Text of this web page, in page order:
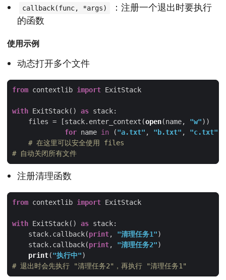
callback(func, *args)
：注册一个退出时要执行
的函数
使用示例
动态打开多个文件
from contextlib import
with ExitStack() as
    files = [stack.enter_context(
open(name, "w"
for name in ("a.txt" , "b.txt" , "c.txt"
# 在这里可以安全使用 files
# 自动关闭所有文件
注册清理函数
from contextlib import
with ExitStack() as
    stack.callback(
print, "清理任务1"
    stack.callback(
print, "清理任务2"
print("执行中"
# 退出时会先执行 "清理任务2"，再执行 "清理任务1"